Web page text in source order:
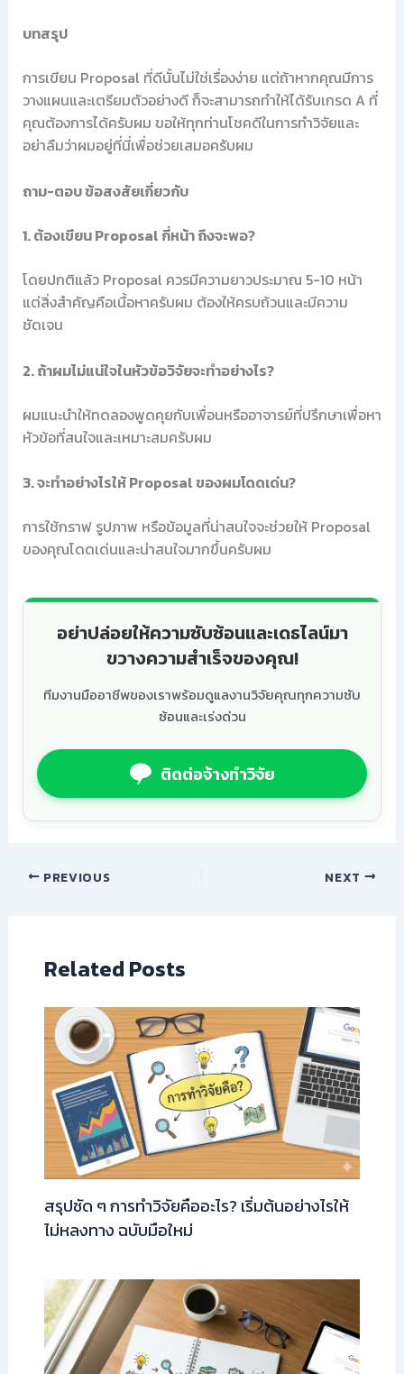
บทสรุป
การเขียน Proposal ที่ดีนั้นไม่ใช่เรื่องง่าย แต่ถ้าหากคุณมีการ
วางแผนและเตรียมตัวอย่างดี ก็จะสามารถทำให้ได้รับเกรด A ที่
คุณต้องการได้ครับผม ขอให้ทุกท่านโชคดีในการทำวิจัยและ
อย่าลืมว่าผมอยู่ที่นี่เพื่อช่วยเสมอครับผม
ถาม-ตอบ ข้อสงสัยเกี่ยวกับ
1. ต้องเขียน Proposal กี่หน้า ถึงจะพอ?
โดยปกติแล้ว Proposal ควรมีความยาวประมาณ 5-10 หน้า
แต่สิ่งสำคัญคือเนื้อหาครับผม ต้องให้ครบถ้วนและมีความ
ชัดเจน
2. ถ้าผมไม่แน่ใจในหัวข้อวิจัยจะทำอย่างไร?
ผมแนะนำให้ทดลองพูดคุยกับเพื่อนหรืออาจารย์ที่ปรึกษาเพื่อหา
หัวข้อที่สนใจและเหมาะสมครับผม
3. จะทำอย่างไรให้ Proposal ของผมโดดเด่น?
การใช้กราฟ รูปภาพ หรือข้อมูลที่น่าสนใจจะช่วยให้ Proposal
ของคุณโดดเด่นและน่าสนใจมากขึ้นครับผม
อย่าปล่อยให้ความซับซ้อนและเดธไลน์มา
ขวางความสำเร็จของคุณ!
ทีมงานมืออาชีพของเราพร้อมดูแลงานวิจัยคุณทุกความซับ
ซ้อนและเร่งด่วน
ติดต่อจ้างทำวิจัย
PREVIOUS NEXT
Related Posts
สรุปชัด ๆ การทำวิจัยคืออะไร? เริ่มต้นอย่างไรให้
ไม่หลงทาง ฉบับมือใหม่